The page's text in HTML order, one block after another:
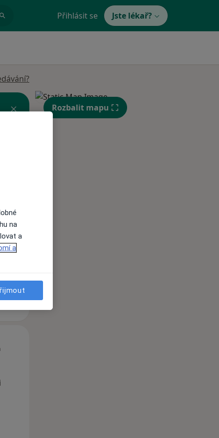
Přihlásit se Jste lékař?
Rozbalit mapu
na
a
a